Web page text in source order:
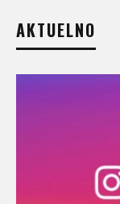
AKTUELNO